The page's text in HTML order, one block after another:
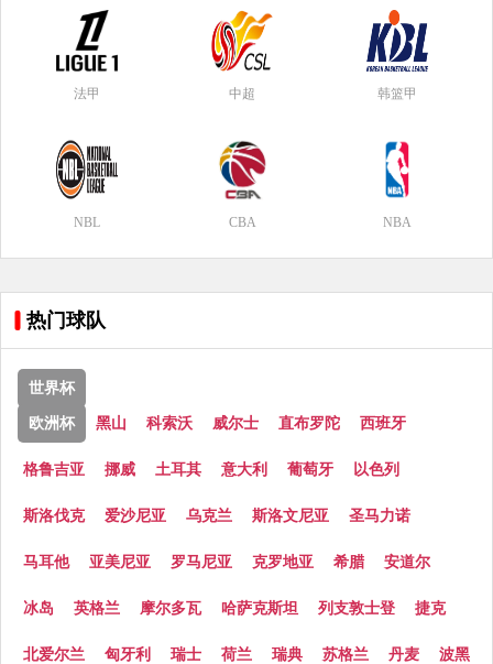
法甲 中超 韩篮甲
NBL CBA NBA
热门球队
世界杯
欧洲杯 黑山 科索沃 威尔士 直布罗陀 西班牙
格鲁吉亚 挪威 土耳其 意大利 葡萄牙 以色列
斯洛伐克 爱沙尼亚 乌克兰 斯洛文尼亚 圣马力诺
马耳他 亚美尼亚 罗马尼亚 克罗地亚 希腊 安道尔
冰岛 英格兰 摩尔多瓦 哈萨克斯坦 列支敦士登 捷克
北爱尔兰 匈牙利 瑞士 荷兰 瑞典 苏格兰 丹麦 波黑